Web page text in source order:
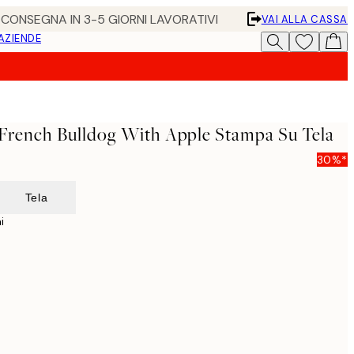
IN 3-5 GIORNI LAVORATIVI
VAI ALLA CASSA
Bulldog With Apple Stampa Su Tela
30%*
Tela